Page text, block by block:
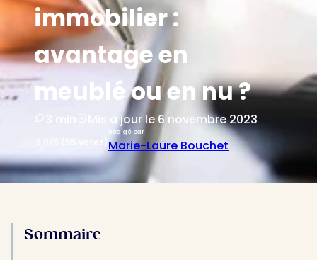
immobilier :
avantage en
meublé ou en nu ?
Mis à jour le 6 novembre 2023
Rédigé par
Marie-Laure Bouchet
Sommaire